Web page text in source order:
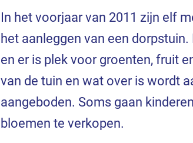
In het voorjaar van 2011 zijn elf
het aanleggen van een
en er is plek voor groenten, fruit
van de tuin en wat over is wordt
aangeboden. Soms gaan
bloemen te verkopen.